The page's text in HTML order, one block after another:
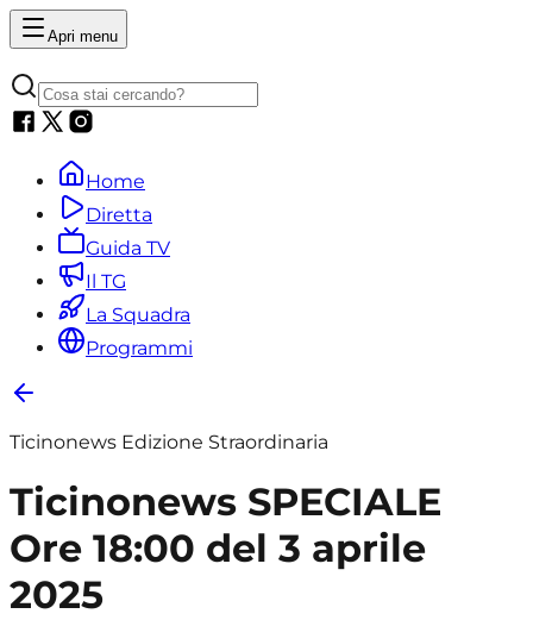
Apri menu
Home
Diretta
Guida TV
Il TG
La Squadra
Programmi
Ticinonews Edizione Straordinaria
Ticinonews SPECIALE
Ore 18:00 del 3 aprile
2025